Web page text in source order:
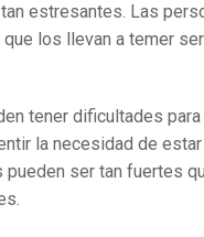
estresantes. Las
los llevan a temer
tener dificultades
la necesidad de
ser tan fuertes